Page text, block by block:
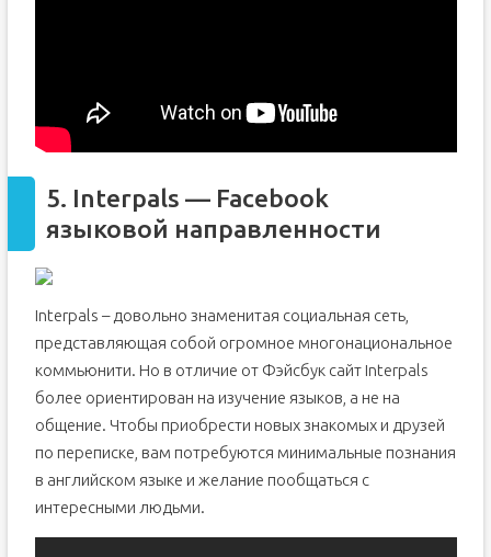
5. Interpals — Facebook
языковой направленности
Interpals – довольно знаменитая социальная сеть,
представляющая собой огромное многонациональное
коммьюнити. Но в отличие от Фэйсбук сайт Interpals
более ориентирован на изучение языков, а не на
общение. Чтобы приобрести новых знакомых и друзей
по переписке, вам потребуются минимальные познания
в английском языке и желание пообщаться с
интересными людьми.